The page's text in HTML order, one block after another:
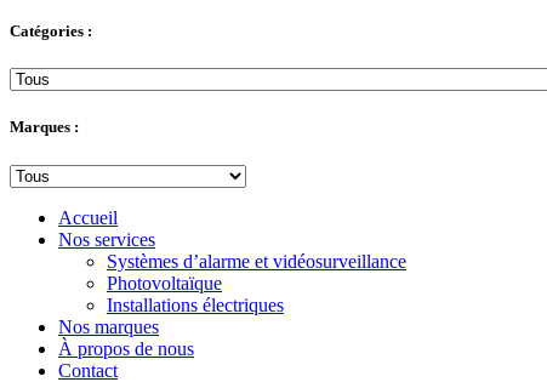
Catégories :
Marques :
Accueil
Nos services
Systèmes d’alarme et vidéosurveillance
Photovoltaïque
Installations électriques
Nos marques
À propos de nous
Contact